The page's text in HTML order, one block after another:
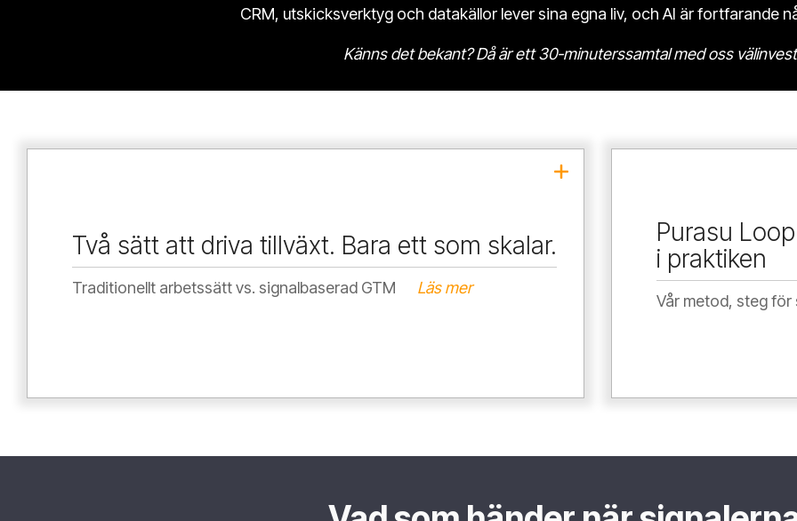
CRM, utskicksverktyg och datakällor lever sina egna liv, och AI är fortfarande
Känns det bekant? Då är ett 30-minuterssamtal med oss
Två sätt att driva tillväxt. Bara ett som skalar.
Traditionellt arbetssätt vs. signalbaserad GTM Läs mer
Säljarens magkänsla styr
Data avgör vem som är köpredo nu
Samma pitch till alla
→
Underlag byggt på vad som händer hos köparen
Två avdelningar, två sanningar
→
Ett system, samma data, samma mål
Purasu
i praktiken
Vår metod, steg
2.
3. Bearbeta.